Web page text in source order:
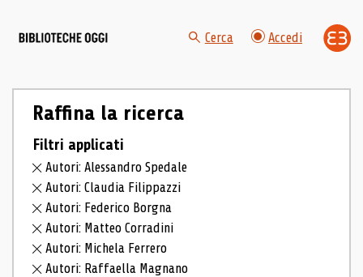
Cerca Accedi
Raffina la ricerca
Filtri applicati
Autori: Alessandro Spedale
Autori: Claudia Filippazzi
Autori: Federico Borgna
Autori: Matteo Corradini
Autori: Michela Ferrero
Autori: Raffaella Magnano